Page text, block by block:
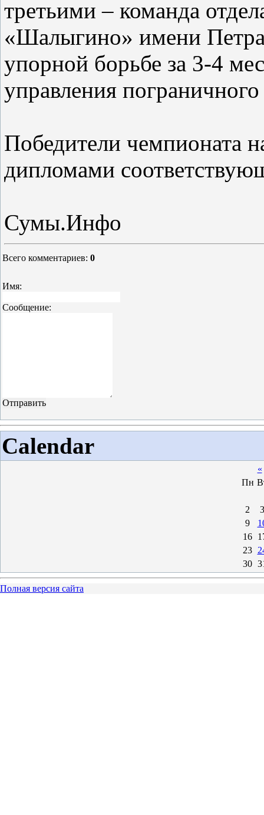
третьими – команда
«Шалыгино» имени
упорной борьбе за 3-4
управления
Победители чемпионата
дипломами
Сумы.Инфо
Всего комментариев: 0
Имя:
Сообщение:
Calendar
«
Пн
2
3
9
16
23
30
Полная версия сайта